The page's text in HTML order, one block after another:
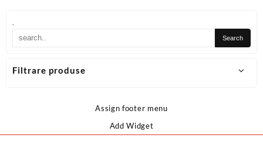
.
Filtrare produse
Assign footer menu
Add Widget